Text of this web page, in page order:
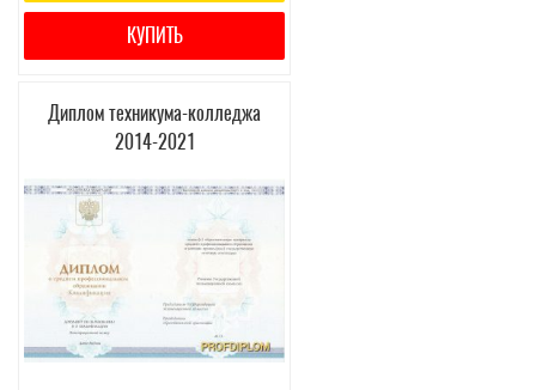
КУПИТЬ
Диплом техникума-колледжа
2014-2021